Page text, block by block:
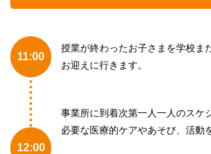
11:00
授業が終わったお子さまを学校ま
お迎えに行きます。
12:00
事業所に到着次第一人一人のスケ
必要な医療的ケアやあそび、活動